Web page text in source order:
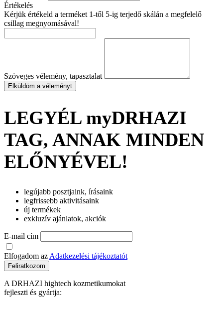
Értékelés
Kérjük értékeld a terméket 1-től 5-ig terjedő skálán a megfelelő
csillag megnyomásával!
Szöveges vélemény, tapasztalat
Elküldöm a véleményt
LEGYÉL myDRHAZI
TAG, ANNAK MINDEN
ELŐNYÉVEL!
legújabb posztjaink, írásaink
legfrissebb aktivitásaink
új termékek
exkluzív ajánlatok, akciók
E-mail cím
Elfogadom az Adatkezelési tájékoztatót
Feliratkozom
A DRHAZI hightech kozmetikumokat
fejleszti és gyártja: